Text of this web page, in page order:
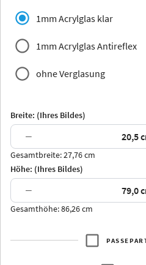
Jersey Dauphine
Arran Luzern
Thurgau
1mm Acrylglas klar
1mm Acrylglas Antireflex
ohne Verglasung
Breite: (Ihres Bildes)
−
Gesamtbreite: 27,76 cm
Höhe: (Ihres Bildes)
−
Gesamthöhe: 86,26 cm